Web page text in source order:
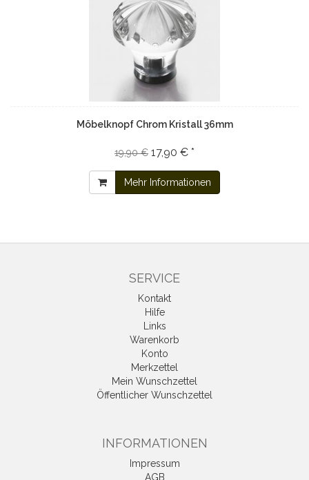
Möbelknopf Chrom Kristall 36mm
19,90 € 17,90 € *
Mehr Informationen
SERVICE
Kontakt
Hilfe
Links
Warenkorb
Konto
Merkzettel
Mein Wunschzettel
Öffentlicher Wunschzettel
INFORMATIONEN
Impressum
AGB